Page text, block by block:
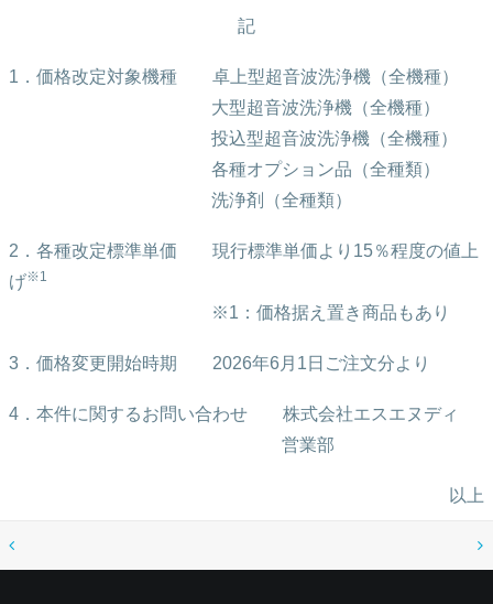
記
1．価格改定対象機種 卓上型超音波洗浄機（全機種）
大型超音波洗浄機（全機種）
投込型超音波洗浄機（全機種）
各種オプション品（全種類）
洗浄剤（全種類）
2．各種改定標準単価 現行標準単価より15％程度の値上
げ※1
※1：価格据え置き商品もあり
3．価格変更開始時期 2026年6月1日ご注文分より
4．本件に関するお問い合わせ 株式会社エスエヌディ
営業部
以上